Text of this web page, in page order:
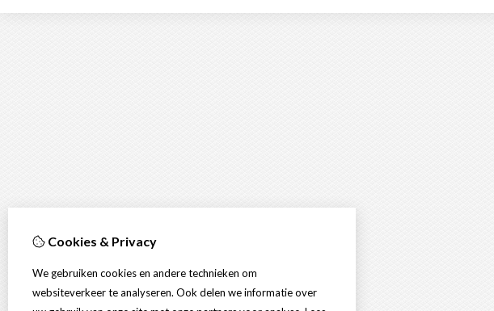
Cookies & Privacy
We gebruiken cookies en andere technieken om
websiteverkeer te analyseren. Ook delen we informatie over